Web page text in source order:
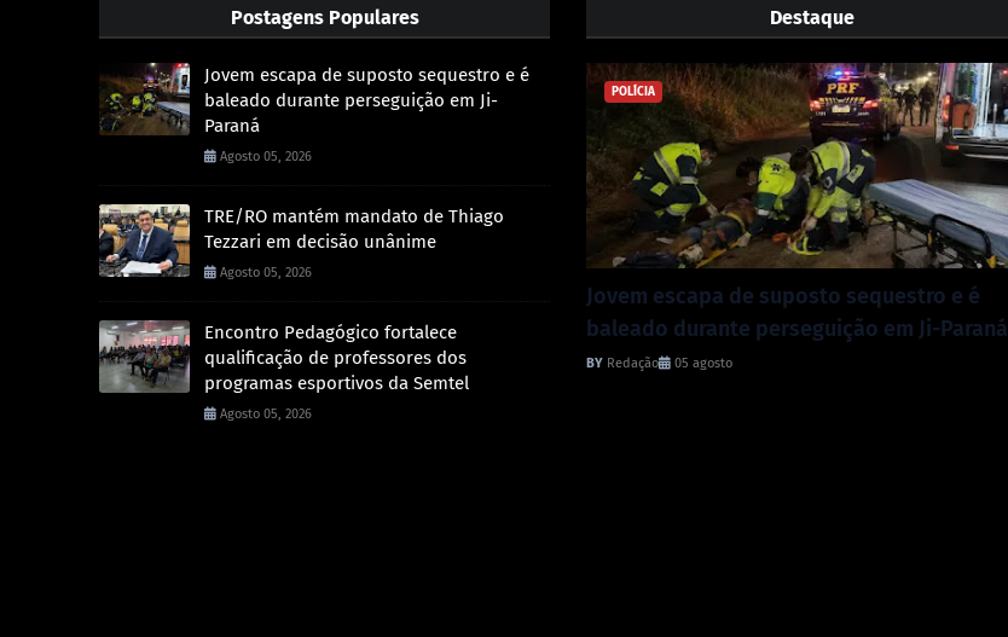
Postagens Populares
Jovem escapa de suposto sequestro e é
baleado durante perseguição em Ji-
Paraná
Agosto 05, 2026
TRE/RO mantém mandato de Thiago
Tezzari em decisão unânime
Agosto 05, 2026
Encontro Pedagógico fortalece
qualificação de professores dos
programas esportivos da Semtel
Agosto 05, 2026
Destaque
POLÍCIA
Jovem escapa de suposto sequestro e é
baleado durante perseguição em Ji-Paraná
Redação 05 agosto